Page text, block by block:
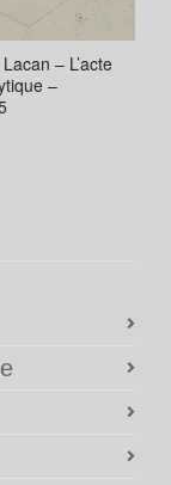
– L’acte
–